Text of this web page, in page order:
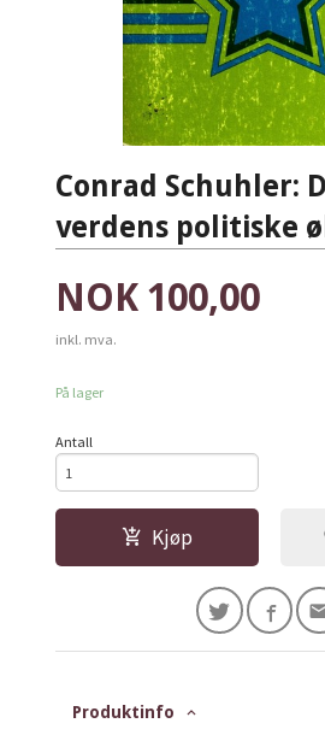
Conrad Schuhler:
verdens politiske
Pris
NOK 100,00
inkl. mva.
På lager
Antall
Kjøp
Produktinfo